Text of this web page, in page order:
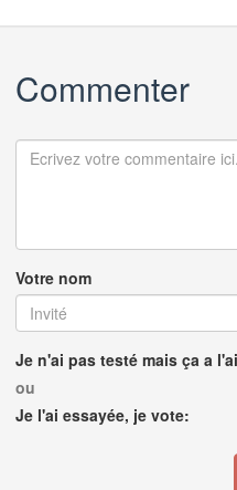
Commenter
Votre nom
Je n'ai pas testé mais ça a
ou
Je l'ai essayée, je vote: